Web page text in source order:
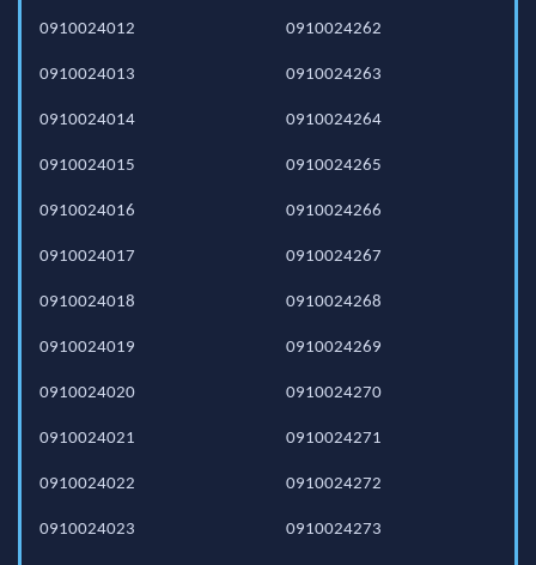
0910024012
0910024013
0910024014
0910024015
0910024016
0910024017
0910024018
0910024019
0910024020
0910024021
0910024022
0910024023
0910024262
0910024263
0910024264
0910024265
0910024266
0910024267
0910024268
0910024269
0910024270
0910024271
0910024272
0910024273